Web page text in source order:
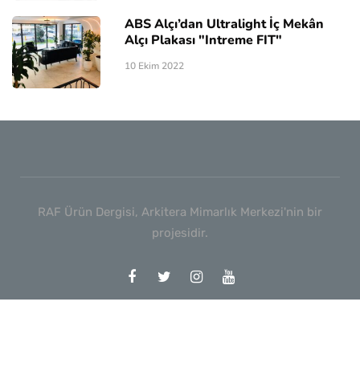
ABS Alçı’dan Ultralight İç Mekân
Alçı Plakası "Intreme FIT"
10 Ekim 2022
RAF Ürün Dergisi, Arkitera Mimarlık Merkezi'nin bir
projesidir.